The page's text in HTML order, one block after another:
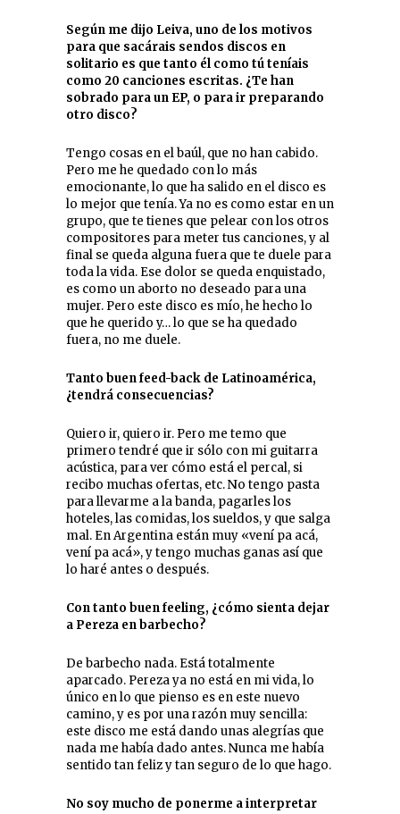
Según me dijo Leiva, uno de los motivos
para que sacárais sendos discos en
solitario es que tanto él como tú teníais
como 20 canciones escritas. ¿Te han
sobrado para un EP, o para ir preparando
otro disco?
Tengo cosas en el baúl, que no han cabido.
Pero me he quedado con lo más
emocionante, lo que ha salido en el disco es
lo mejor que tenía. Ya no es como estar en un
grupo, que te tienes que pelear con los otros
compositores para meter tus canciones, y al
final se queda alguna fuera que te duele para
toda la vida. Ese dolor se queda enquistado,
es como un aborto no deseado para una
mujer. Pero este disco es mío, he hecho lo
que he querido y… lo que se ha quedado
fuera, no me duele.
Tanto buen feed-back de Latinoamérica,
¿tendrá consecuencias?
Quiero ir, quiero ir. Pero me temo que
primero tendré que ir sólo con mi guitarra
acústica, para ver cómo está el percal, si
recibo muchas ofertas, etc. No tengo pasta
para llevarme a la banda, pagarles los
hoteles, las comidas, los sueldos, y que salga
mal. En Argentina están muy «vení pa acá,
vení pa acá», y tengo muchas ganas así que
lo haré antes o después.
Con tanto buen feeling, ¿cómo sienta dejar
a Pereza en barbecho?
De barbecho nada. Está totalmente
aparcado. Pereza ya no está en mi vida, lo
único en lo que pienso es en este nuevo
camino, y es por una razón muy sencilla:
este disco me está dando unas alegrías que
nada me había dado antes. Nunca me había
sentido tan feliz y tan seguro de lo que hago.
No soy mucho de ponerme a interpretar